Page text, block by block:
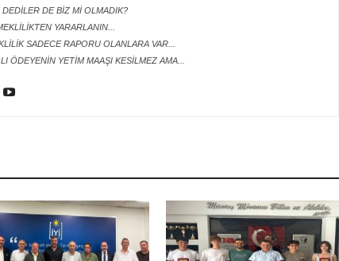
DEDİLER DE BİZ Mİ OLMADIK?
YARARLANIN...
SADECE RAPORU OLANLARA VAR...
ÖDEYENİN YETİM MAAŞI KESİLMEZ AMA...